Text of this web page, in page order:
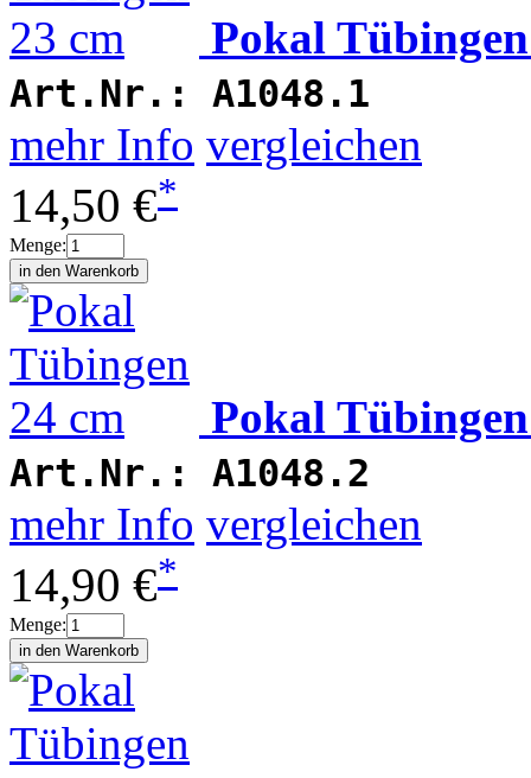
Pokal
Art.Nr.: A1048.1
mehr Info vergleichen
14,50 €*
Menge:
Pokal
Art.Nr.: A1048.2
mehr Info vergleichen
14,90 €*
Menge: